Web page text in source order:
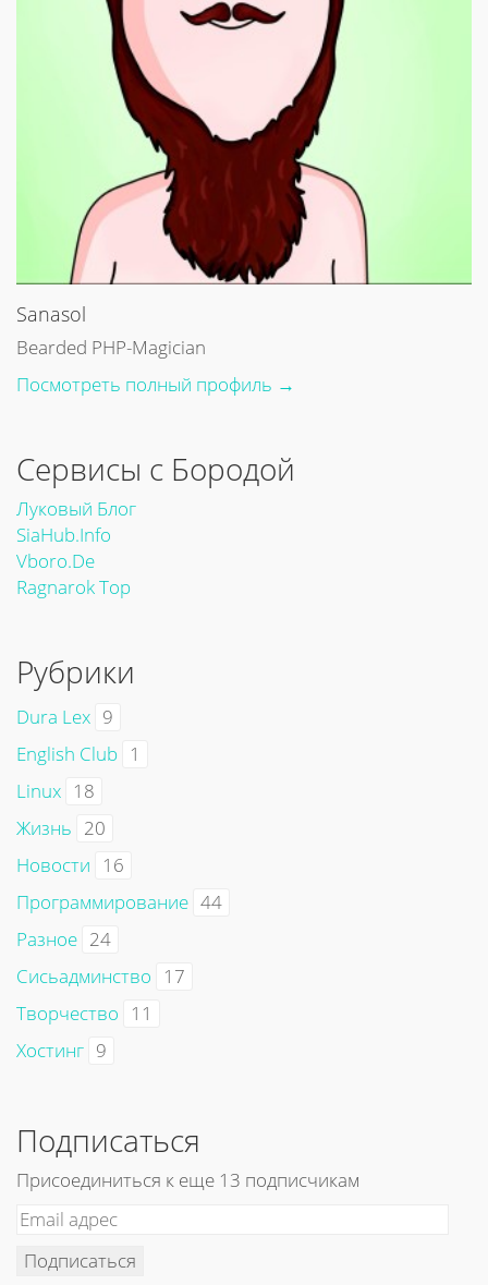
Sanasol
Bearded PHP-Magician
Посмотреть полный профиль →
Сервисы с Бородой
Луковый Блог
SiaHub.info
Vboro.de
Ragnarok Top
Рубрики
Dura Lex 9
English Club 1
Linux 18
Жизнь 20
Новости
16
Программирование 44
Разное 24
Сисьадминство
17
Творчество
11
Хостинг 9
Подписаться
Присоединиться к еще 13 подписчикам
Подписаться